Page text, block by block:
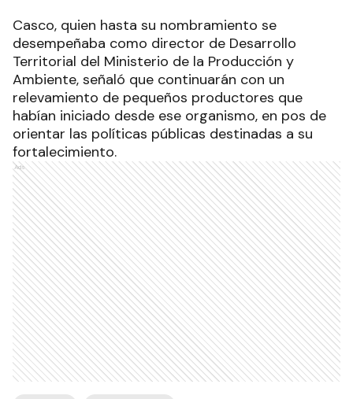
Casco, quien hasta su nombramiento se
desempeñaba como director de Desarrollo
Territorial del Ministerio de la Producción y
Ambiente, señaló que continuarán con un
relevamiento de pequeños productores que
habían iniciado desde ese organismo, en pos de
orientar las políticas públicas destinadas a su
fortalecimiento.
Ads